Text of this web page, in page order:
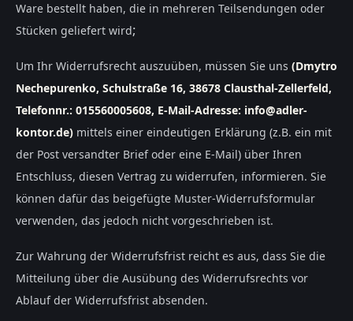
Ware bestellt haben, die in mehreren Teilsendungen oder
Stücken geliefert wird;
Um Ihr Widerrufsrecht auszuüben, müssen Sie uns (Dmytro
Nechepurenko, Schulstraße 16, 38678 Clausthal-Zellerfeld,
Telefonnr.: 015560005608, E-Mail-Adresse: info@adler-
kontor.de) mittels einer eindeutigen Erklärung (z.B. ein mit
der Post versandter Brief oder eine E-Mail) über Ihren
Entschluss, diesen Vertrag zu widerrufen, informieren. Sie
können dafür das beigefügte Muster-Widerrufsformular
verwenden, das jedoch nicht vorgeschrieben ist.
Zur Wahrung der Widerrufsfrist reicht es aus, dass Sie die
Mitteilung über die Ausübung des Widerrufsrechts vor
Ablauf der Widerrufsfrist absenden.